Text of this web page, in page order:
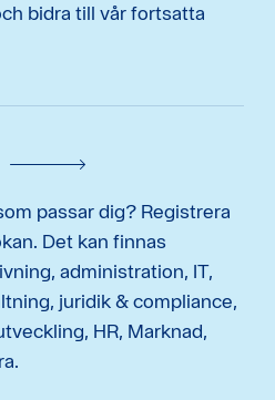
bidra till vår fortsatta
passar dig? Registrera
Det kan finnas
administration, IT,
juridik & compliance,
HR, Marknad,